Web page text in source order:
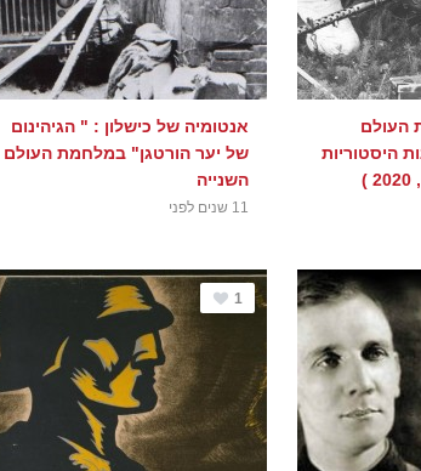
העולם
היסטוריות
אנטומיה של כישלון : " הגיהינום
של יער הורטגן" במלחמת העולם
השנייה
11 שנים לפני
1